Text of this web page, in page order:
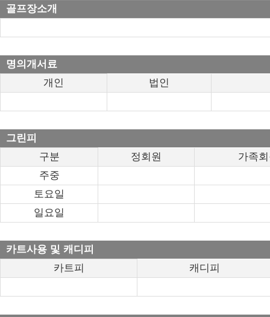
골프장소개
명의개서료
개인
법인
그린피
구분
정회원
가족
주중
토요일
일요일
카트사용 및 캐디피
카트피
캐디피